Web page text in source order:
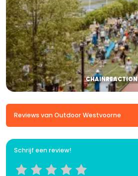
CHAINREACTION
Reviews van Outdoor Westvoorne
Schrijf een review!